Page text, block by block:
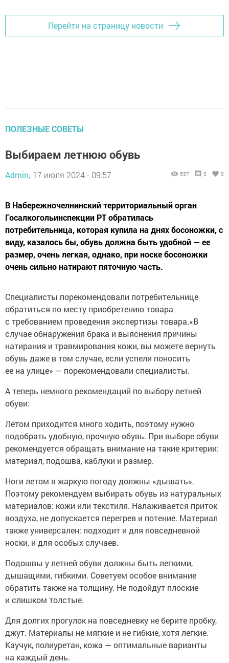
Перейти на страницу новости
ПОЛЕЗНЫЕ СОВЕТЫ
Выбираем летнюю обувь
Admin, 17 июля 2024 - 09:57 537 0 0
В Набережночелнинский территориальный орган
Госалкогольинспекции РТ обратилась
потребительница, которая купила на днях босоножки, с
виду, казалось бы, обувь должна быть удобной — ее
размер, очень легкая, однако, при носке босоножки
очень сильно натирают пяточную часть.
Специалисты порекомендовали потребительнице
обратиться по месту приобретению товара
с требованием проведения экспертизы товара.«В
случае обнаружения брака и выяснения причины
натирания и травмирования кожи, вы можете вернуть
обувь даже в том случае, если успели поносить
ее на улице» — порекомендовали специалисты.
А теперь немного рекомендаций по выбору летней
обуви:
Летом приходится много ходить, поэтому нужно
подобрать удобную, прочную обувь. При выборе обуви
рекомендуется обращать внимание на такие критерии:
материал, подошва, каблуки и размер.
Ноги летом в жаркую погоду должны «дышать».
Поэтому рекомендуем выбирать обувь из натуральных
материалов: кожи или текстиля. Налаживается приток
воздуха, не допускается перегрев и потение. Материал
также универсален: подходит и для повседневной
носки, и для особых случаев.
Подошвы у летней обуви должны быть легкими,
дышащими, гибкими. Советуем особое внимание
обратить также на толщину. Не подойдут плоские
и слишком толстые.
Для долгих прогулок на повседневку не берите пробку,
джут. Материалы не мягкие и не гибкие, хотя легкие.
Каучук, полиуретан, кожа — оптимальные варианты
на каждый день.